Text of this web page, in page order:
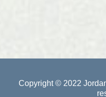
Copyright © 2022